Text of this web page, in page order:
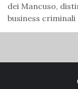
dei Mancuso,
business criminali